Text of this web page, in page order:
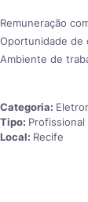
Remuneração
Oportunidade de
Ambiente de
Categoria:
Tipo: Profissional
Local: Recife